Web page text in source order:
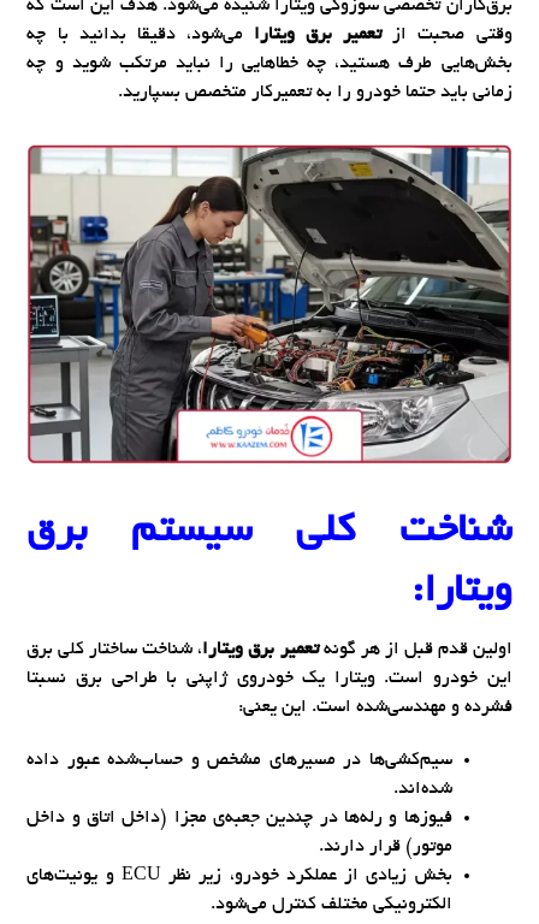
برق‌کاران تخصصی سوزوکی ویتارا شنیده می‌شود. هدف این است که
وقتی صحبت ازتعمیر برق ویتارا می‌شود، دقیقا بدانید با چه
بخش‌هایی طرف هستید، چه خطاهایی را نباید مرتکب شوید و چه
زمانی باید حتما خودرو را به تعمیرکار متخصص بسپارید.
شناخت کلی سیستم برق
ویتارا:
اولین قدم قبل از هر گونهتعمیر برق ویتارا، شناخت ساختار کلی برق
این خودرو است. ویتارا یک خودروی ژاپنی با طراحی برق نسبتا
فشرده و مهندسی‌شده است. این یعنی:
سیم‌کشی‌ها در مسیرهای مشخص و حساب‌شده عبور داده
شده‌اند.
فیوزها و رله‌ها در چندین جعبه‌ی مجزا (داخل اتاق و داخل
موتور) قرار دارند.
بخش زیادی از عملکرد خودرو، زیر نظر ECU و یونیت‌های
الکترونیکی مختلف کنترل می‌شود.